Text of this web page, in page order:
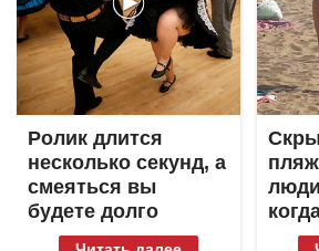
Ролик длится
несколько секунд, а
смеяться вы
будете долго